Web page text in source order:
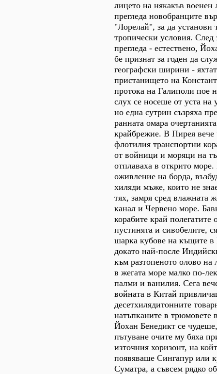
лицето на някакъв военен
прегледа новобранците
"Лорелай", за да установи
тропически условия. След
прегледа - естествено,
бе признат за годен да
географски ширини -
пристанището на
протока на Галиполи пое
слух се носеше от уста на
но една сутрин съзряха
ранната омара
крайбрежие. В Пирея вече
флотилия транспортни
от войници и моряци на
отплаваха в открито море.
оживление на борда,
хиляди мъже, които не
тях, замря сред влажната
канал и Червено море.
корабите край полегатите
пустинята и сивобелите,
шарка кубове на къщите
докато най-после
към разтопеното олово на
в жегата море малко по-
палми и ванилия. Сега
войната в Китай
десетхилядитонните
натъпканите в трюмовете
Йохан Бенедикт се
пътуване очите му бяха
източния хоризонт, на
появяваше Сингапур или
Суматра, а съвсем рядко